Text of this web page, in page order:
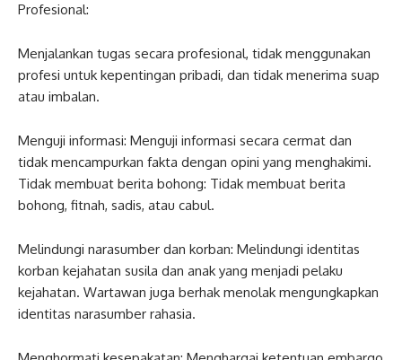
Profesional:
Menjalankan tugas secara profesional, tidak menggunakan
profesi untuk kepentingan pribadi, dan tidak menerima suap
atau imbalan.
Menguji informasi: Menguji informasi secara cermat dan
tidak mencampurkan fakta dengan opini yang menghakimi.
Tidak membuat berita bohong: Tidak membuat berita
bohong, fitnah, sadis, atau cabul.
Melindungi narasumber dan korban: Melindungi identitas
korban kejahatan susila dan anak yang menjadi pelaku
kejahatan. Wartawan juga berhak menolak mengungkapkan
identitas narasumber rahasia.